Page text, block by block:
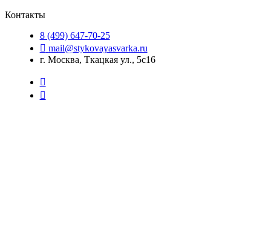
Контакты
8 (499) 647-70-25
mail@stykovayasvarka.ru
г. Москва, Ткацкая ул., 5с16